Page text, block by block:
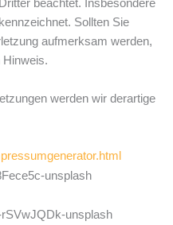
beachtet. Insbesondere
Sollten Sie
aufmerksam werden,
Hinweis.
werden wir derartige